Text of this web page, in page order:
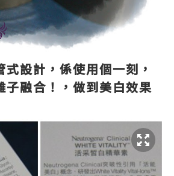
設計，係使用個一刻，
子融合！，做到美白效果